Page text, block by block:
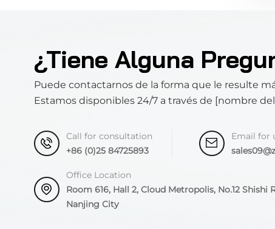
¿Tiene Alguna
Puede contactarnos de la forma que le resulte
Estamos disponibles 24/7 a través de [nombre
Call for consultation
+86 (0)25 84725893
Email for
Office Location
Room 616, Hall 2, Cloud Metropolis, No.12 Shishi
Nanjing City